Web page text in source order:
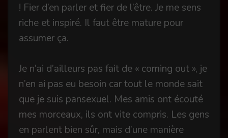
! Fier d’en parler et fier de l’être. Je me sens
riche et inspiré. Il faut être mature pour
assumer ça.
Je n’ai d’ailleurs pas fait de « coming out », je
n’en ai pas eu besoin car tout le monde sait
que je suis pansexuel. Mes amis ont écouté
mes morceaux, ils ont vite compris. Les gens
en parlent bien sûr, mais d’une manière